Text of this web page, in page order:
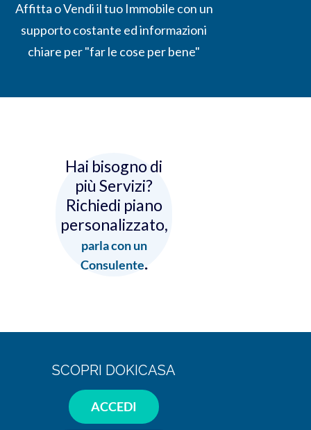
Affitta o Vendi il tuo Immobile con un
supporto costante ed informazioni
chiare per "far le cose per bene"
Hai bisogno di
più Servizi?
Richiedi piano
personalizzato,
parla con un
Consulente.
SCOPRI DOKICASA
ACCEDI